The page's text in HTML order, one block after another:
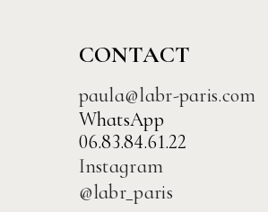
CONTACT
paula@labr-paris.com
WhatsApp
06.83.84.61.22
Instagram
@labr_paris